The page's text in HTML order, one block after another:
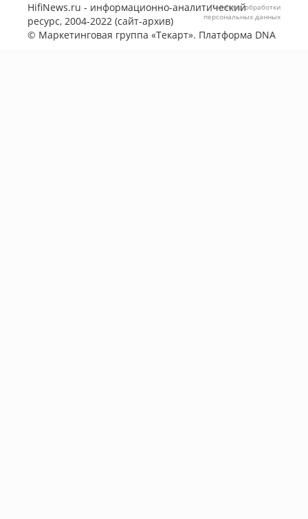
HifiNews.ru - информационно-аналитический
ресурс, 2004-2022 (сайт-архив)
© Маркетинговая группа «Текарт». Платформа DNA
Политика обработки
персональных данных